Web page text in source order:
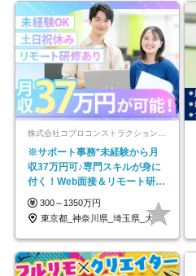
※サポート事務*未経験から月
収37万円可♪専門スキルが身に
付く！Web面接＆リモート研修
も充実♪/a
300～1350万円
東京都_神奈川県_埼玉県_大阪府_愛知県…